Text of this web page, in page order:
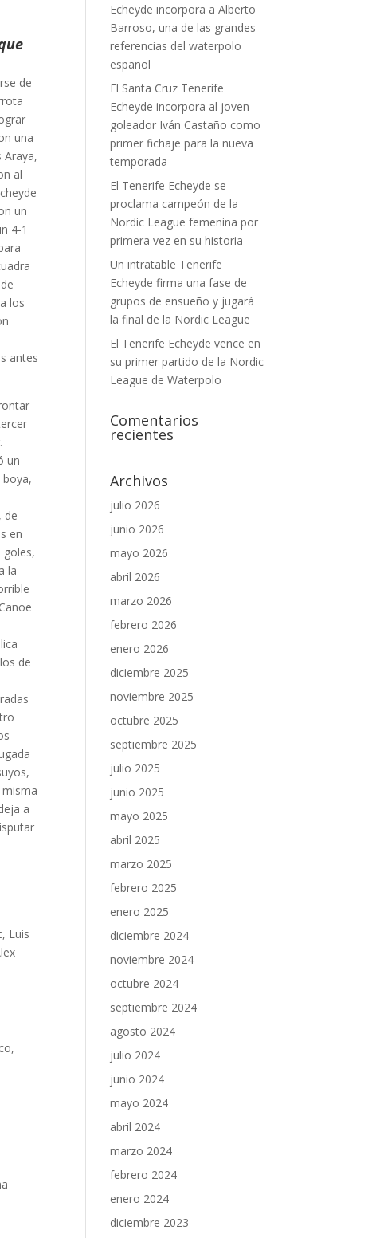
de
una
Araya,
al
un
4-1
los
antes
un
de
en
goles,
la
de
a
Luis
Echeyde incorpora a Alberto
Barroso, una de las grandes
referencias del waterpolo
español
El Santa Cruz Tenerife
Echeyde incorpora al joven
goleador Iván Castaño como
primer fichaje para la nueva
temporada
El Tenerife Echeyde se
proclama campeón de la
Nordic League femenina por
primera vez en su historia
Un intratable Tenerife
Echeyde firma una fase de
grupos de ensueño y jugará
la final de la Nordic League
El Tenerife Echeyde vence en
su primer partido de la Nordic
League de Waterpolo
Comentarios
recientes
Archivos
julio 2026
junio 2026
mayo 2026
abril 2026
marzo 2026
febrero 2026
enero 2026
diciembre 2025
noviembre 2025
octubre 2025
septiembre 2025
julio 2025
junio 2025
mayo 2025
abril 2025
marzo 2025
febrero 2025
enero 2025
diciembre 2024
noviembre 2024
octubre 2024
septiembre 2024
agosto 2024
julio 2024
junio 2024
mayo 2024
abril 2024
marzo 2024
febrero 2024
enero 2024
diciembre 2023